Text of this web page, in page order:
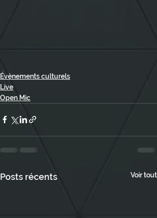
Évènements culturels
Live
Open Mic
Posts récents Voir tout